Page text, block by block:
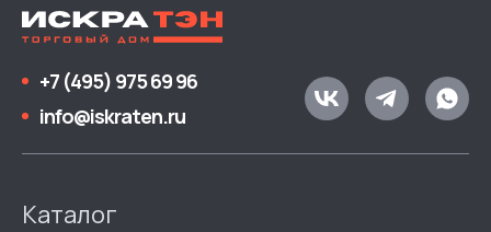
+7 (495) 975 69 96
info@iskraten.ru
Каталог